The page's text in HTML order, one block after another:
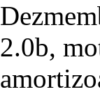
2.0b,